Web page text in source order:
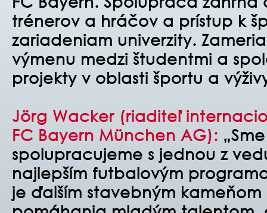
trénerov a hráčov a prístup k
zariadeniam univerzity.
výmenu medzi študentmi a
projekty v oblasti športu a
Jörg Wacker (riaditeľ
FC Bayern München AG):
spolupracujeme s jednou z
najlepším futbalovým
je ďalším stavebným